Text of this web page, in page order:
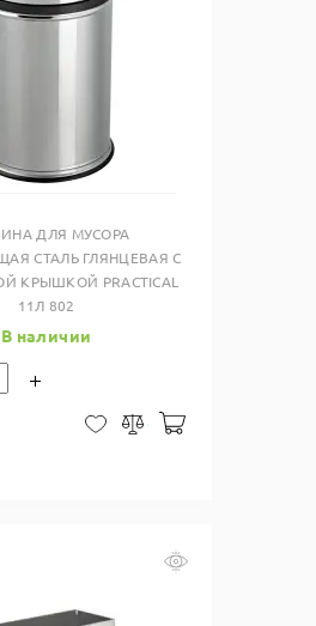
в один клик
ДЛЯ МУСОРА
СТАЛЬ ГЛЯНЦЕВАЯ С
КРЫШКОЙ PRACTICAL
11Л 802
В наличии
В закладки
Сравнить